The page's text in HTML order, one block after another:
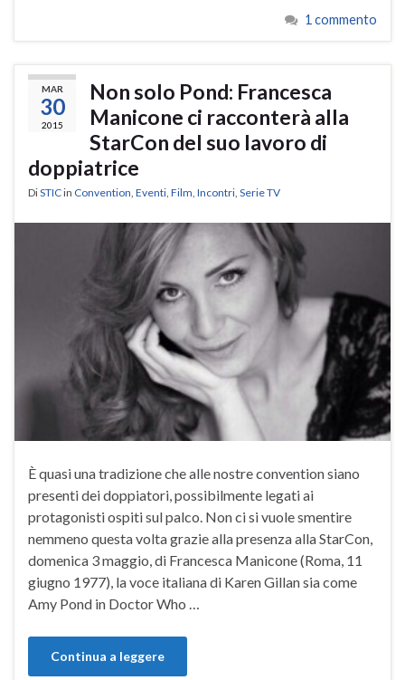
1 commento
MAR
30
2015
Non solo Pond: Francesca
Manicone ci racconterà alla
StarCon del suo lavoro di
doppiatrice
DiSTICin Convention, Eventi, Film, Incontri, Serie TV
È quasi una tradizione che alle nostre convention siano
presenti dei doppiatori, possibilmente legati ai
protagonisti ospiti sul palco. Non ci si vuole smentire
nemmeno questa volta grazie alla presenza alla StarCon,
domenica 3 maggio, di Francesca Manicone (Roma, 11
giugno 1977), la voce italiana di Karen Gillan sia come
Amy Pond in Doctor Who …
Continua a leggere